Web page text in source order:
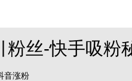
粉丝-快手吸粉
音涨粉